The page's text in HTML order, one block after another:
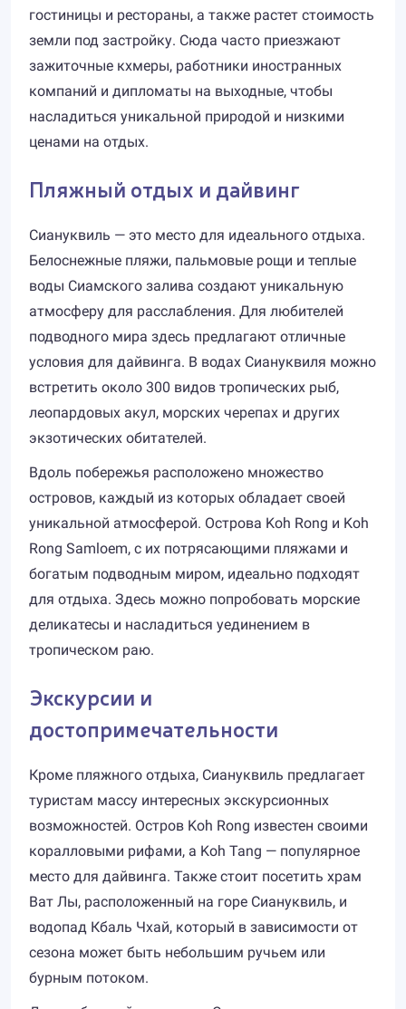
гостиницы и рестораны, а также растет стоимость
земли под застройку. Сюда часто приезжают
зажиточные кхмеры, работники иностранных
компаний и дипломаты на выходные, чтобы
насладиться уникальной природой и низкими
ценами на отдых.
Пляжный отдых и дайвинг
Сиануквиль — это место для идеального отдыха.
Белоснежные пляжи, пальмовые рощи и теплые
воды Сиамского залива создают уникальную
атмосферу для расслабления. Для любителей
подводного мира здесь предлагают отличные
условия для дайвинга. В водах Сиануквиля можно
встретить около 300 видов тропических рыб,
леопардовых акул, морских черепах и других
экзотических обитателей.
Вдоль побережья расположено множество
островов, каждый из которых обладает своей
уникальной атмосферой. Острова Koh Rong и Koh
Rong Samloem, с их потрясающими пляжами и
богатым подводным миром, идеально подходят
для отдыха. Здесь можно попробовать морские
деликатесы и насладиться уединением в
тропическом раю.
Экскурсии и
достопримечательности
Кроме пляжного отдыха, Сиануквиль предлагает
туристам массу интересных экскурсионных
возможностей. Остров Koh Rong известен своими
коралловыми рифами, а Koh Tang — популярное
место для дайвинга. Также стоит посетить храм
Ват Лы, расположенный на горе Сиануквиль, и
водопад Кбаль Чхай, который в зависимости от
сезона может быть небольшим ручьем или
бурным потоком.